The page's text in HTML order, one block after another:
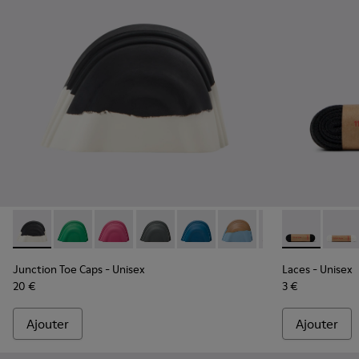
Junction Toe Caps - KS00063-027 - Embouts en caoutchouc
Junction Toe Caps - KS00063-044
Junction Toe Caps - KS00063-043
Junction Toe Caps - KS00063-039
Junction Toe Caps - KS00063-
Junction Toe Caps -
Junction Toe
Junction
Junction Toe Caps - Unisex
20 €
Ajouter
Laces -
Laces - Unisex
3 €
Ajouter